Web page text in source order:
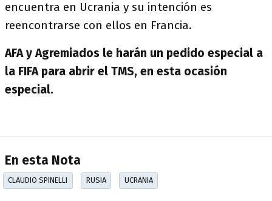
encuentra en Ucrania y su intención es
reencontrarse con ellos en Francia.
AFA y Agremiados le harán un pedido especial a
la FIFA para abrir el TMS, en esta ocasión
especial.
En esta Nota
CLAUDIO SPINELLI RUSIA UCRANIA